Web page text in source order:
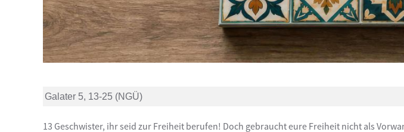
Galater 5, 13-25 (NGÜ)
13 Geschwister, ihr seid zur Freiheit berufen! Doch gebraucht eure Freiheit nicht als